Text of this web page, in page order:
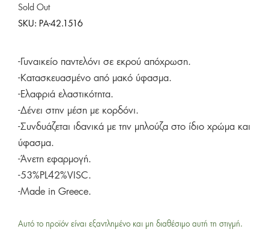
Sold Out
SKU: PA-42.1516
-Γυναικείο παντελόνι σε εκρού απόχρωση.
-Κατασκευασμένο από μακό ύφασμα.
-Ελαφριά ελαστικότητα.
-Δένει στην μέση με κορδόνι.
-Συνδυάζεται ιδανικά με την μπλούζα στο ίδιο χρώμα και
ύφασμα.
-Άνετη εφαρμογή.
-53%PL42%VISC.
-Made in Greece.
Αυτό το προϊόν είναι εξαντλημένο και μη διαθέσιμο αυτή τη στιγμή.